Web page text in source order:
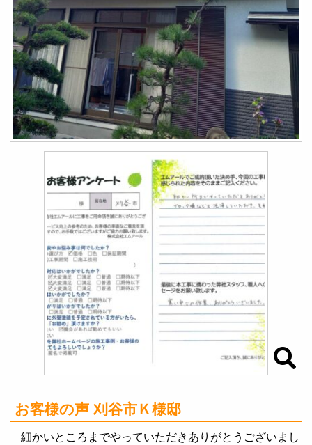
お客様の声 刈谷市Ｋ様邸
細かいところまでやっていただきありがとうございまし